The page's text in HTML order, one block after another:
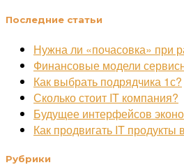
Последние статьи
Нужна ли «почасовка» при
Финансовые модели
Как выбрать подрядчика 1с?
Сколько стоит IT компания?
Будущее интерфейсов
Как продвигать IT продукты
Рубрики